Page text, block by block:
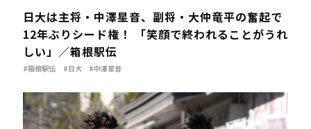
日大は主将・中澤星音、副将・大仲竜平の奮起で
12年ぶりシード権！ 「笑顔で終われることがうれ
しい」／箱根駅伝
#箱根駅伝 #日大 #中澤星音